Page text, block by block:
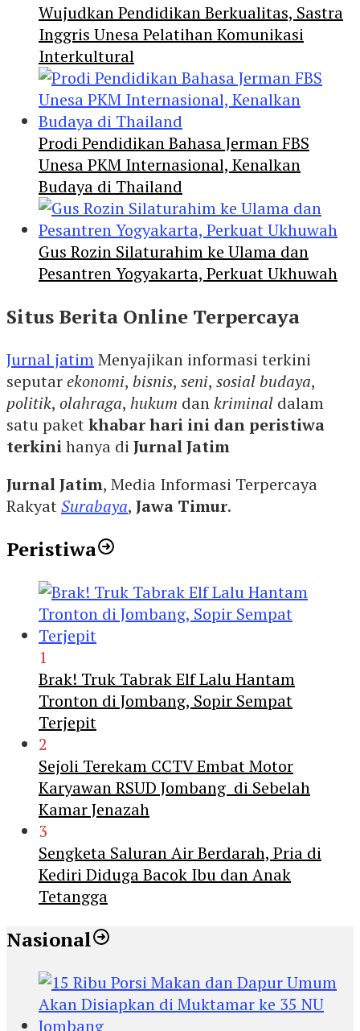
Wujudkan Pendidikan Berkualitas, Sastra
Inggris Unesa Pelatihan Komunikasi
Interkultural
Prodi Pendidikan Bahasa Jerman FBS
Unesa PKM Internasional, Kenalkan
Budaya di Thailand
Gus Rozin Silaturahim ke Ulama dan
Pesantren Yogyakarta, Perkuat Ukhuwah
Situs Berita Online Terpercaya
Jurnal jatimMenyajikan informasi terkini
seputarekonomi, bisnis, seni, sosial budaya,
politik, olahraga, hukum dankriminal dalam
satu paketkhabar hari ini dan peristiwa
terkinihanya di Jurnal Jatim
Jurnal Jatim, Media Informasi Terpercaya
RakyatSurabaya, Jawa Timur.
Peristiwa
1
Brak! Truk Tabrak Elf Lalu Hantam
Tronton di Jombang, Sopir Sempat
Terjepit
2
Sejoli Terekam CCTV Embat Motor
Karyawan RSUD Jombang di Sebelah
Kamar Jenazah
3
Sengketa Saluran Air Berdarah, Pria di
Kediri Diduga Bacok Ibu dan Anak
Tetangga
Nasional